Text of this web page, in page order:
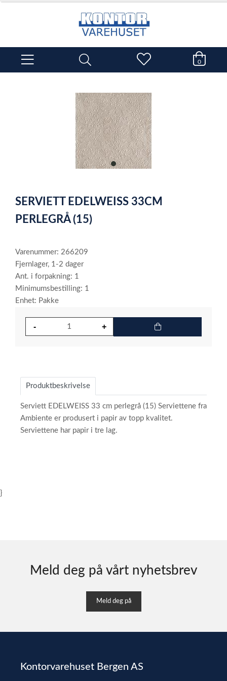
0
item
of
1
SERVIETT EDELWEISS 33CM
PERLEGRÅ (15)
Varenummer: 266209
Fjernlager, 1-2 dager
Ant. i forpakning: 1
Minimumsbestilling: 1
Enhet: Pakke
Produktbeskrivelse
Serviett EDELWEISS 33 cm perlegrå (15) Serviettene fra
Ambiente er produsert i papir av topp kvalitet.
Serviettene har papir i tre lag.
}
Meld deg på vårt nyhetsbrev
Meld deg på
Kontorvarehuset Bergen AS